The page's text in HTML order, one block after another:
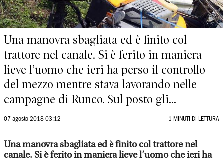
Una manovra sbagliata ed è finito col
trattore nel canale. Si è ferito in maniera
lieve l’uomo che ieri ha perso il controllo
del mezzo mentre stava lavorando nelle
campagne di Runco. Sul posto gli...
07 agosto 2018 03:12 1 MINUTI DI LETTURA
Una manovra sbagliata ed è finito col trattore nel
canale. Si è ferito in maniera lieve l’uomo che ieri ha